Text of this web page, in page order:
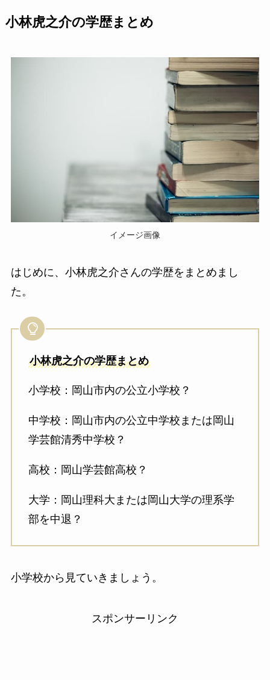
小林虎之介の学歴まとめ
イメージ画像
はじめに、小林虎之介さんの学歴をまとめまし
た。
小林虎之介の学歴まとめ
小学校：岡山市内の公立小学校？
中学校：岡山市内の公立中学校または岡山
学芸館清秀中学校？
高校：岡山学芸館高校？
大学：岡山理科大または岡山大学の理系学
部を中退？
小学校から見ていきましょう。
スポンサーリンク